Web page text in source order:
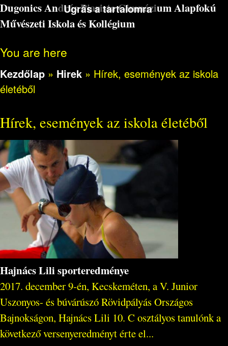
Ugrás a tartalomra
Dugonics András Piarista Gimnázium Alapfokú
Művészeti Iskola és Kollégium
You are here
Kezdőlap » Hirek » Hírek, események az iskola
életéből
Hírek, események az iskola életéből
Hajnács Lili sporteredménye
2017. december 9-én, Kecskeméten, a V. Junior
Uszonyos- és búvárúszó Rövidpályás Országos
Bajnokságon, Hajnács Lili 10. C osztályos tanulónk a
következő versenyeredményt érte el...